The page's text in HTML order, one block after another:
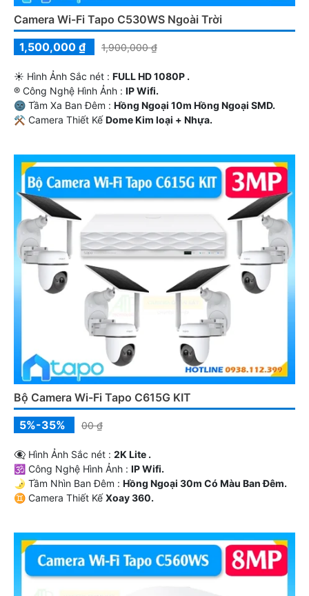
Camera Wi-Fi Tapo C530WS Ngoài Trời
1,500,000 ₫
1,900,000 ₫
☀️ Hình Ảnh Sắc nét : FULL HD 1080P .
®️ Công Nghệ Hình Ảnh : IP Wifi.
🌚 Tầm Xa Ban Đêm : Hồng Ngoại 10m Hồng Ngoại SMD.
⚒ Camera Thiết KếDome Kim loại + Nhựa.
Bộ Camera Wi-Fi Tapo C615G KIT
5%-35%
00 ₫
👁️‍🗨 Hình Ảnh Sắc nét : 2K Lite .
🕉️ Công Nghệ Hình Ảnh : IP Wifi.
🌛 Tầm Nhìn Ban Đêm : Hồng Ngoại 30m Có Màu Ban Ðêm.
♊ Camera Thiết KếXoay 360.